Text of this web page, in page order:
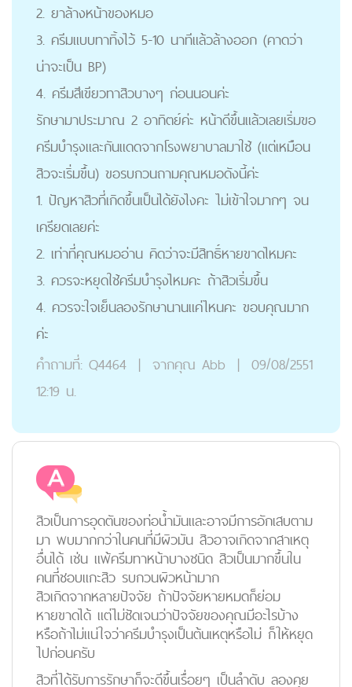
2. ยาล้างหน้าของหมอ
3. ครีมแบบทาทิ้งไว้ 5-10 นาทีแล้วล้างออก (คาดว่า
น่าจะเป็น BP)
4. ครีมสีเขียวทาสิวบางๆ ก่อนนอนค่ะ
รักษามาประมาณ 2 อาทิตย์ค่ะ หน้าดีขึ้นแล้วเลยเริ่มขอ
ครีมบำรุงและกันแดดจากโรงพยาบาลมาใช้ (แต่เหมือน
สิวจะเริ่มขึ้น) ขอรบกวนถามคุณหมอดังนี้ค่ะ
1. ปัญหาสิวที่เกิดขึ้นเป็นได้ยังไงคะ ไม่เข้าใจมากๆ จน
เครียดเลยค่ะ
2. เท่าที่คุณหมออ่าน คิดว่าจะมีสิทธิ์หายขาดไหมคะ
3. ควรจะหยุดใช้ครีมบำรุงไหมคะ ถ้าสิวเริ่มขึ้น
4. ควรจะใจเย็นลองรักษานานแค่ไหนคะ ขอบคุณมาก
ค่ะ
คำถามที่: Q4464 | จากคุณ Abb | 09/08/2551
12:19 น.
สิวเป็นการอุดตันของท่อน้ำมันและอาจมีการอักเสบตาม
มา พบมากกว่าในคนที่มีผิวมัน สิวอาจเกิดจากสาเหตุ
อื่นได้ เช่น แพ้ครีมทาหน้าบางชนิด สิวเป็นมากขึ้นใน
คนที่ชอบแกะสิว รบกวนผิวหน้ามาก
สิวเกิดจากหลายปัจจัย ถ้าปัจจัยหายหมดก็ย่อม
หายขาดได้ แต่ไม่ชัดเจนว่าปัจจัยของคุณมีอะไรบ้าง
หรือถ้าไม่แน่ใจว่าครีมบำรุงเป็นต้นเหตุหรือไม่ ก็ให้หยุด
ไปก่อนครับ
สิวที่ได้รับการรักษาก็จะดีขึ้นเรื่อยๆ เป็นลำดับ ลองคุย